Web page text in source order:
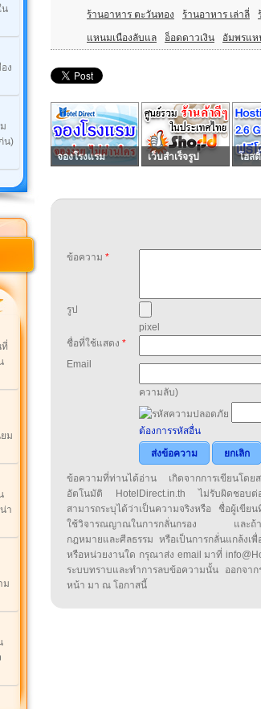
น
ง
น)
ม
า
ม
ร้านอาหาร ตะวันทอง ร้านอาหาร เล่าลี่
แหนมเนืองลับแล อ็อดดาวเงิน อัมพรแห
จองโรงแรม เว็บสำเร็จรูป โฮส
ข้อความ *
รูป
pixel
ชื่อที่ใช้แสดง *
Email
ความลับ)
ต้องการรหัสอื่น
ส่งข้อความ
ยกเลิก
ข้อความที่ท่านได้อ่าน เกิดจากการเขียนโด
อัตโนมัติ HotelDirect.in.th ไม่รับผิดชอบต่
สามารถระบุได้ว่าเป็นความจริงหรือ ชื่อผู้เขีย
ใช้วิจารณญาณในการกลั่นกรอง และถ้าท่
กฎหมายและศีลธรรม หรือเป็นการกลั่นแกล้งเ
หรือหน่วยงานใด กรุณาส่ง email มาที่
ระบบทราบและทำการลบข้อความนั้น ออกจา
หน้า มา ณ โอกาสนี้